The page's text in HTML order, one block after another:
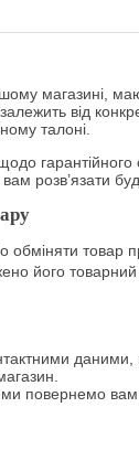
магазині,
від
талоні.
розв’язати
обміняти товар
його
даними,
ми повернемо